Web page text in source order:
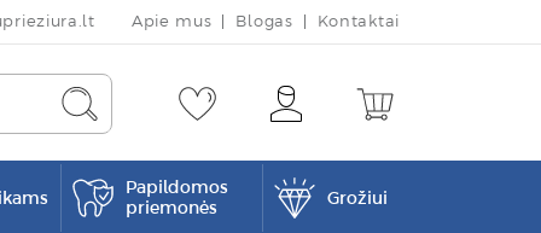
Apie mus Blogas Kontaktai
Papildomos
priemonės
Grožiui